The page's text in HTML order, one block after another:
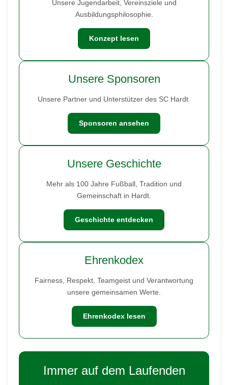
Unsere Jugendarbeit, Vereinsziele und
Ausbildungsphilosophie.
Konzept lesen
Unsere Sponsoren
Unsere Partner und Unterstützer des SC Hardt.
Sponsoren ansehen
Unsere Geschichte
Mehr als 100 Jahre Fußball, Tradition und
Gemeinschaft in Hardt.
Geschichte entdecken
Ehrenkodex
Fairness, Respekt, Teamgeist und Verantwortung
unsere gemeinsamen Werte.
Ehrenkodex lesen
Immer auf dem Laufenden